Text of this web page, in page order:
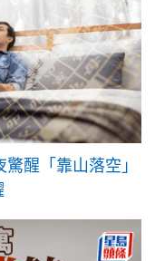
醒「靠山落空」